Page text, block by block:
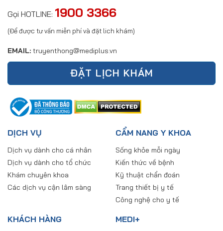
Gọi HOTLINE: 1900 3366
(Để được tư vấn miễn phí và đặt lich khám)
EMAIL: truyenthong@mediplus.vn
ĐẶT LỊCH KHÁM
DỊCH VỤ
Dịch vụ dành cho cá nhân
Dịch vụ dành cho tổ chức
Khám chuyên khoa
Các dịch vụ cận lâm sàng
CẨM NANG Y KHOA
Sống khỏe mỗi ngày
Kiến thức về bệnh
Kỹ thuật chẩn đoán
Trang thiết bị y tế
Công nghệ cho y tế
KHÁCH HÀNG MEDI+